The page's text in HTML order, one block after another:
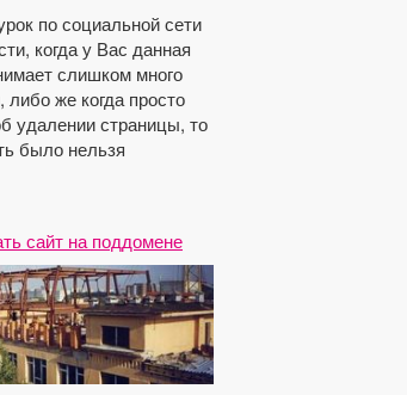
по социальной сети
когда у Вас данная
слишком много
либо же когда просто
удалении страницы, то
было нельзя
сайт на поддомене